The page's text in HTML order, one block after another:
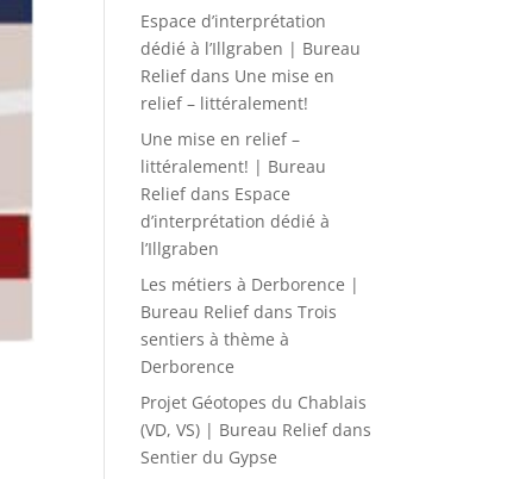
Espace d’interprétation
dédié à l’Illgraben | Bureau
Reliefdans Une mise en
relief – littéralement!
Une mise en relief –
littéralement! | Bureau
Reliefdans Espace
d’interprétation dédié à
l’Illgraben
Les métiers à Derborence |
Bureau ReliefdansTrois
sentiers à thème à
Derborence
Projet Géotopes du Chablais
(VD, VS) | Bureau Reliefdans
Sentier du Gypse